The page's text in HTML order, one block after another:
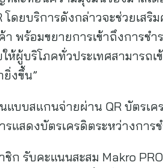
โดยบริการดังกล่าวจะช่วยเสริ
ร้อมขยายการเข้าถึงการชำร
ผู้บริโภคทั่วประเทศสามารถเ
งขึ้น”
แบบสแกนจ่ายผ่าน QR บัตรเ
แสดงบัตรเครดิตระหว่างการช
ก รับคะแนนสะสม Makro